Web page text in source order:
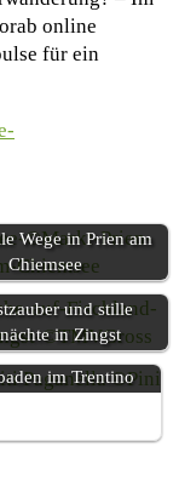
online
für ein
Wege in Prien am
Chiemsee
und stille
in Zingst
im Trentino